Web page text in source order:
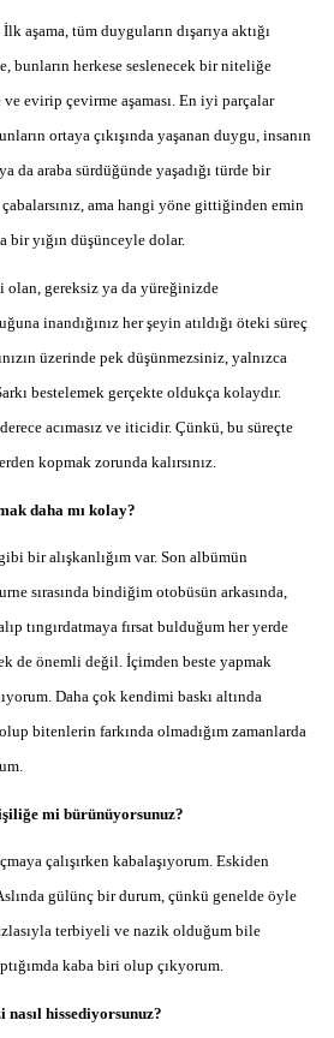
aşama, tüm duyguların dışarıya aktığı
bunların herkese seslenecek bir niteliğe
evirip çevirme aşaması. En iyi parçalar
ortaya çıkışında yaşanan duygu, insanın
araba sürdüğünde yaşadığı türde bir
ama hangi yöne gittiğinden emin
bir yığın düşünceyle dolar.
olan, gereksiz ya da yüreğinizde
inandığınız her şeyin atıldığı öteki süreç
üzerinde pek düşünmezsiniz, yalnızca
bestelemek gerçekte oldukça kolaydır.
acımasız ve iticidir. Çünkü, bu süreçte
kopmak zorunda kalırsınız.
daha mı kolay?
bir alışkanlığım var. Son albümün
sırasında bindiğim otobüsün arkasında,
tıngırdatmaya fırsat bulduğum her yerde
de önemli değil. İçimden beste yapmak
Daha çok kendimi baskı altında
bitenlerin farkında olmadığım zamanlarda
mi bürünüyorsunuz?
çalışırken kabalaşıyorum. Eskiden
gülünç bir durum, çünkü genelde öyle
terbiyeli ve nazik olduğum bile
kaba biri olup çıkyorum.
nasıl hissediyorsunuz?